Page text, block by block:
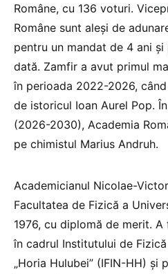
Române, cu 136 voturi.
Române sunt aleși de
pentru un mandat de 4 ani
dată. Zamfir a avut primul
în perioada 2022-2026,
de istoricul Ioan Aurel Pop.
(2026-2030), Academia
pe chimistul Marius Andruh.
Academicianul Nicolae-
Facultatea de Fizică a
1976, cu diplomă de merit.
în cadrul Institutului de
„Horia Hulubei” (IFIN-HH)